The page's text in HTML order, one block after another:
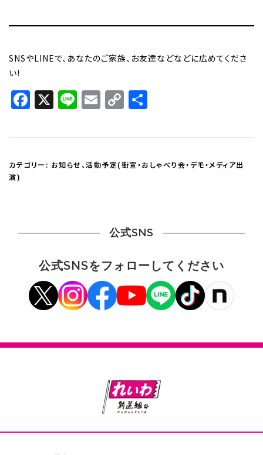
SNSやLINEで、あなたのご家族、お友達などなどに広めてくださ
い！
Facebook
X LineEmail
Copy
カテゴリー: お知らせ、活動予定(街宣・おしゃべり会・デモ・メディア出
演)
公式SNS
公式SNSをフォローしてください